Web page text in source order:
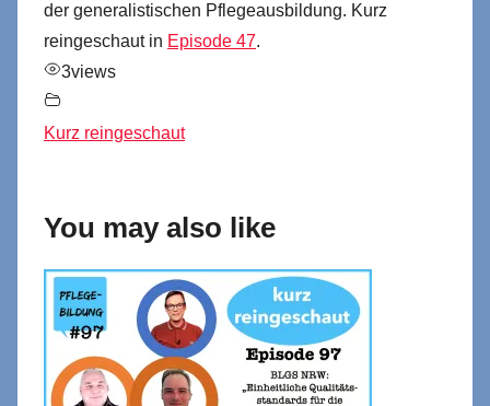
der generalistischen Pflegeausbildung. Kurz
reingeschaut in Episode 47.
3views
Kurz reingeschaut
You may also like